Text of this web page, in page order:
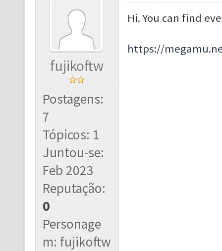
fujikoftw
Postagens:
7
Tópicos: 1
Juntou-se:
Feb 2023
Reputação:
0
Personage
m: fujikoftw
Hi. You can find
https://